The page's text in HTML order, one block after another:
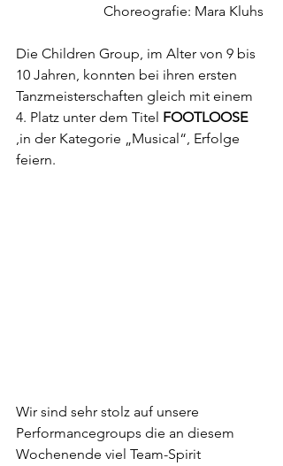
Choreografie: Mara Kluhs
Die Children Group, im Alter von 9 bis
10 Jahren, konnten bei ihren ersten
Tanzmeisterschaften gleich mit einem
4. Platz unter dem Titel FOOTLOOSE
,in der Kategorie „Musical“, Erfolge
feiern.
Wir sind sehr stolz auf unsere
Performancegroups die an diesem
Wochenende viel Team-Spirit